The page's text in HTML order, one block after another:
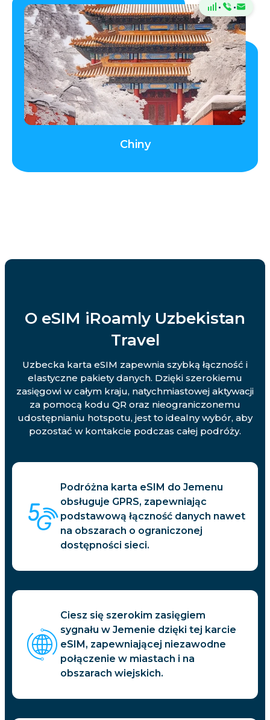
· ·
Chiny
O eSIM iRoamly Uzbekistan
Travel
Uzbecka karta eSIM zapewnia szybką łączność i
elastyczne pakiety danych. Dzięki szerokiemu
zasięgowi w całym kraju, natychmiastowej aktywacji
za pomocą kodu QR oraz nieograniczonemu
udostępnianiu hotspotu, jest to idealny wybór, aby
pozostać w kontakcie podczas całej podróży.
Podróżna karta eSIM do Jemenu
obsługuje GPRS, zapewniając
podstawową łączność danych nawet
na obszarach o ograniczonej
dostępności sieci.
Ciesz się szerokim zasięgiem
sygnału w Jemenie dzięki tej karcie
eSIM, zapewniającej niezawodne
połączenie w miastach i na
obszarach wiejskich.